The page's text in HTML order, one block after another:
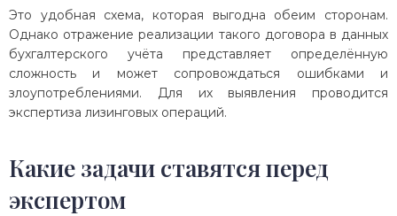
Это удобная схема, которая выгодна обеим сторонам.
Однако отражение реализации такого договора в данных
бухгалтерского учёта представляет определённую
сложность и может сопровождаться ошибками и
злоупотреблениями. Для их выявления проводится
экспертиза лизинговых операций.
Какие задачи ставятся перед
экспертом